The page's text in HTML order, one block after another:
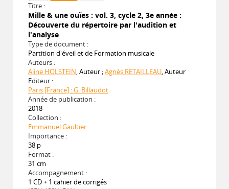
Titre :
Mille & une ouïes : vol. 3, cycle 2, 3e année :
Découverte du répertoire par l'audition et
l'analyse
Type de document :
Partition d'éveil et de Formation musicale
Auteurs :
Aline HOLSTEIN, Auteur ;Agnès RETAILLEAU, Auteur
Editeur :
Paris [France] : G. Billaudot
Année de publication :
2018
Collection :
Emmanuel Gaultier
Importance :
38 p
Format :
31 cm
Accompagnement :
1 CD + 1 cahier de corrigés